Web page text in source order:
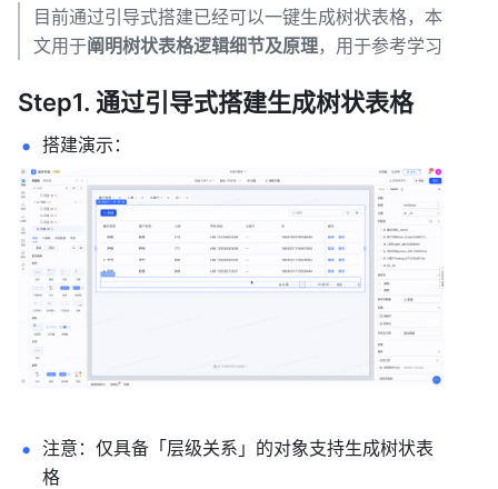
目前通过引导式搭建已经可以一键生成树状表格，本
文用于阐明树状表格逻辑细节及原理，用于参考学习
Step1. 通过引导式搭建生成树状表格
搭建演示：
注意：仅具备「层级关系」的对象支持生成树状表
格